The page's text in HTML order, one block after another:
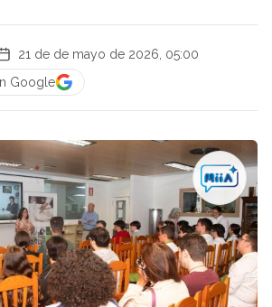
21 de de mayo de 2026, 05:00
Google